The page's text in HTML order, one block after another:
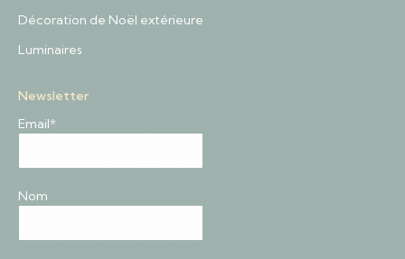
Décoration de Noël extérieure
Luminaires
Newsletter
Email*
Nom